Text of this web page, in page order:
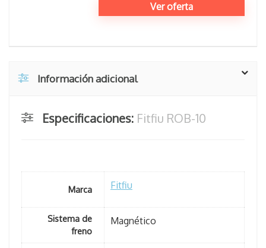
Ver oferta
Información adicional
Especificaciones: Fitfiu ROB-10
Marca Fitfiu
Sistema de
freno
Magnético